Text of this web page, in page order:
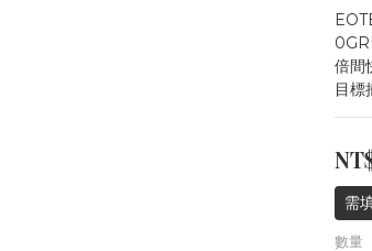
倍間
目標
需
數量